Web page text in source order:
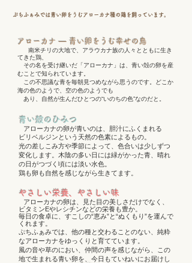
​ぷちふぁみでは青い卵をうむアローカナ種の鶏を飼っています。
アローカナ ― 青い卵をうむ幸せの鳥
南米チリの大地で、アラウカナ族の人々とともに生き
てきた鶏、
その名を受け継いだ「アローカナ」は、青い殻の卵を産
むことで知られています。
この不思議な青を毎朝見つめながら思うのです。どこか
海の色のようで、空の色のようでも
あり、自然が生んだひとつの“いのちの色”なのだと。
青い殻のひみつ
アローカナの卵が青いのは、胆汁にふくまれる
ビリベルジンという 天然の色素によるもの。
光の差しこみ方や季節によって、色合いは少しずつ
変化します。 木陰の多い日には緑がかった青、晴れ
の日がつづく 頃には淡い水色。
鶏も卵も自然を感じながら生きてます。
やさしい栄養、やさしい味
アローカナの卵は、見た目の美しさだけでなく、
ビタミンEやレシチンなどの栄養も豊か。
毎日の食卓に、すこしの“恵み”と“ぬくもり”を運んで
くれます。
ぷちふぁみでは、他の種と交わることのない、純粋
なアローカナをゆっくりと育てています。
風の音や草のにおい、仲間の声を感じながら、この
地で生まれる青い卵を、今日もていねいにお届けし